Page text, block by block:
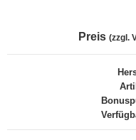
Preis (zzgl.